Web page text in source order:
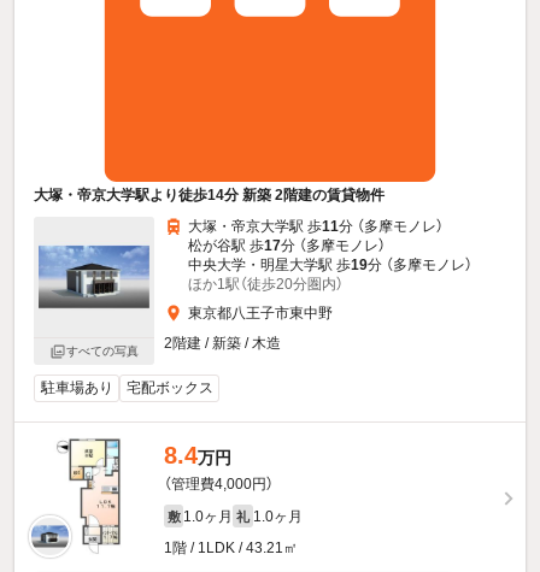
大塚・帝京大学駅より徒歩14分 新築 2階建の賃貸物件
すべての写真
大塚・帝京大学駅 歩11分 （多摩モノレ）
松が谷駅 歩17分 （多摩モノレ）
中央大学・明星大学駅 歩19分 （多摩モノレ）
ほか1駅（徒歩20分圏内）
東京都八王子市東中野
2階建 / 新築 / 木造
駐車場あり 宅配ボックス
8.4万円
（管理費4,000円）
敷 1.0ヶ月 礼 1.0ヶ月
1階 / 1LDK / 43.21㎡